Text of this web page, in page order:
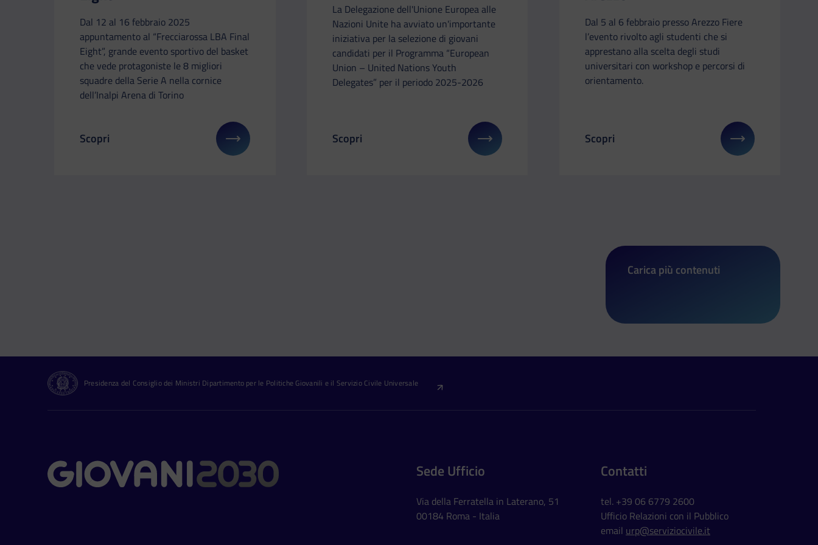
Dal 12 al 16 febbraio 2025
appuntamento al “Frecciarossa LBA Final
Eight”, grande evento sportivo del basket
che vede protagoniste le 8 migliori
squadre della Serie A nella cornice
dell’Inalpi Arena di Torino
Il link ti porterà ad avere maggiori dettagli su: Frecciarossa LBA Final Eight
Scopri
La Delegazione dell'Unione Europea alle
Nazioni Unite ha avviato un'importante
iniziativa per la selezione di giovani
candidati per il Programma “European
Union – United Nations Youth
Delegates” per il periodo 2025-2026
Il link ti porterà ad avere maggiori dettagli su: European Union – United Nations Youth Delegates
Scopri
Dal 5 al 6 febbraio presso Arezzo Fiere
l’evento rivolto agli studenti che si
apprestano alla scelta degli studi
universitari con workshop e percorsi di
orientamento.
Il link ti porterà ad avere maggiori dettagli su:
Scopri
Carica più contenuti
Presidenza del Consiglio dei Ministri Dipartimento per le Politiche Giovanili e il Servizio Civile Universale
Contatti Sede Ufficio
Via della Ferratella in Laterano, 51
00184 Roma - Italia
Contatti
tel. +39 06 6779 2600
Ufficio Relazioni con il Pubblico
email urp@serviziocivile.it